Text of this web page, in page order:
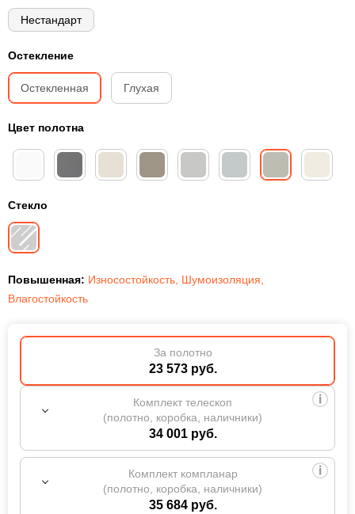
Нестандарт
Остекление
Остекленная Глухая
Цвет полотна
Стекло
Повышенная: Износостойкость, Шумоизоляция,
Влагостойкость
За полотно
23 573 руб.
Комплект телескоп
(полотно, коробка, наличники)
34 001 руб.
Комплект компланар
(полотно, коробка, наличники)
35 684 руб.